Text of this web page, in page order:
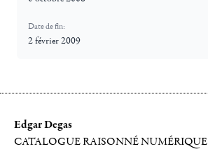
Date de fin:
2 février 2009
Edgar Degas
CATALOGUE RAISONNÉ NUMÉRIQUE